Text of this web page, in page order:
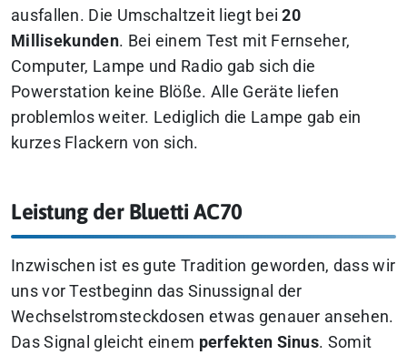
ausfallen. Die Umschaltzeit liegt bei20
Millisekunden. Bei einem Test mit Fernseher,
Computer, Lampe und Radio gab sich die
Powerstation keine Blöße. Alle Geräte liefen
problemlos weiter. Lediglich die Lampe gab ein
kurzes Flackern von sich.
Leistung der Bluetti AC70
Inzwischen ist es gute Tradition geworden, dass wir
uns vor Testbeginn das Sinussignal der
Wechselstromsteckdosen etwas genauer ansehen.
Das Signal gleicht einem perfekten Sinus. Somit